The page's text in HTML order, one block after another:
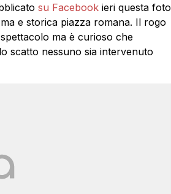
su Facebookieri questa foto
e storica piazza romana. Il rogo
ma è curioso che
scatto nessuno sia intervenuto